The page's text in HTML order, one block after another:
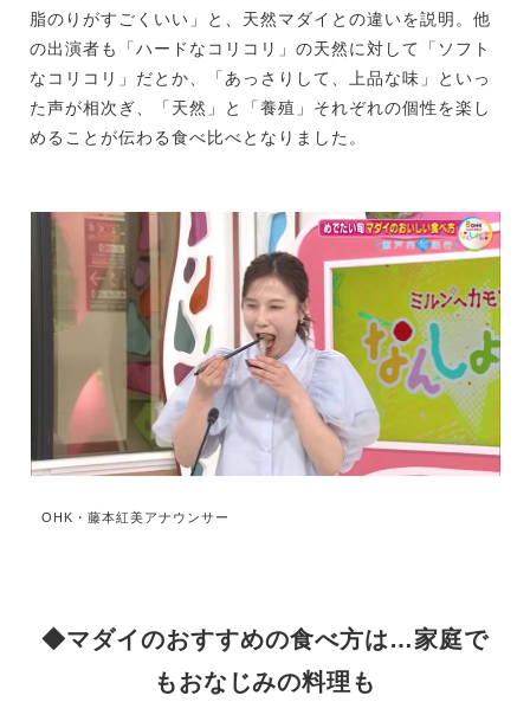
脂のりがすごくいい」と、天然マダイとの違いを説明。他
の出演者も「ハードなコリコリ」の天然に対して「ソフト
なコリコリ」だとか、「あっさりして、上品な味」といっ
た声が相次ぎ、「天然」と「養殖」それぞれの個性を楽し
めることが伝わる食べ比べとなりました。
OHK・藤本紅美アナウンサー
◆マダイのおすすめの食べ方は…家庭で
もおなじみの料理も